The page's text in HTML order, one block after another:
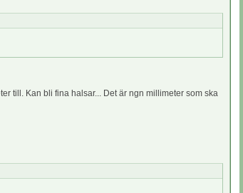
till. Kan bli fina halsar... Det är ngn millimeter som ska